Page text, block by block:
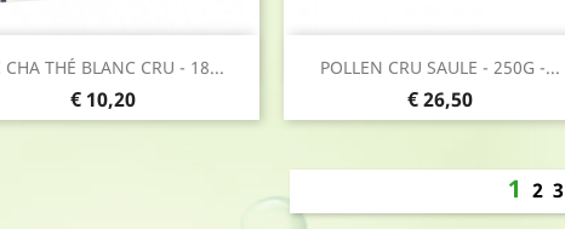
CHA THÉ BLANC CRU - 18...
Prijs
€ 10,20
Snel bekijken POLLEN CRU SAULE - 250G -...
Prijs
€ 26,50
Snel bekijken
1 2 3